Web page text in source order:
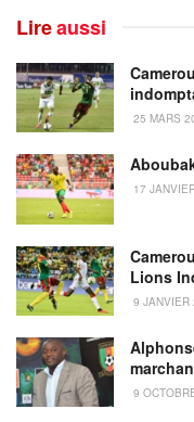
Lireaussi
25 MARS
17
Lions
9 JANVIER
9